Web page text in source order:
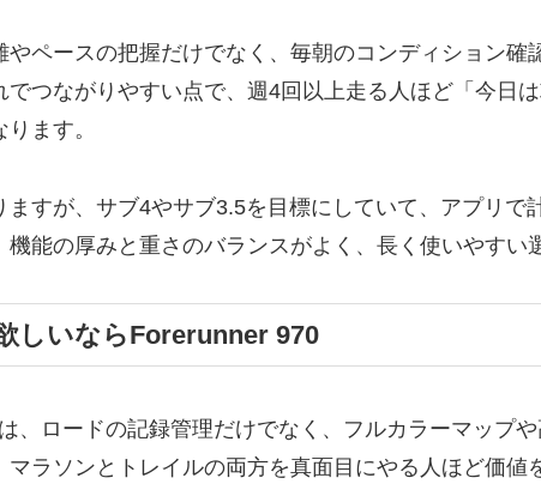
やペースの把握だけでなく、毎朝のコンディション確
つながりやすい点で、週4回以上走る人ほど「今日
ます。
すが、サブ4やサブ3.5を目標にしていて、アプリで
能の厚みと重さのバランスがよく、長く使いやすい
しいならForerunner 970
は、ロードの記録管理だけでなく、フルカラーマップ
マラソンとトレイルの両方を真面目にやる人ほど価値